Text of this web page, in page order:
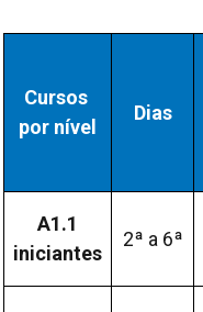
Cursos
por nível
Dias
A1.1
iniciantes
2ª a 6ª